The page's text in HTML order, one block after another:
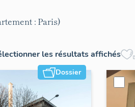
: Paris)
les résultats affichés
Dossier